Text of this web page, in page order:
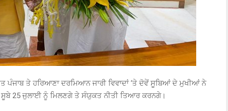
ਤੇ ਹਰਿਆਣਾ ਦਰਮਿਆਨ ਜਾਰੀ ਵਿਵਾਦਾਂ ‘ਤੇ ਦੋਵੇਂ ਸੂਬਿਆਂ ਦੇ ਮੁਖੀਆਂ ਨੇ
ਸੂਬੇ 25 ਜੁਲਾਈ ਨੂੰ ਮਿਲਣਗੇ ਤੇ ਸੰਯੁਕਤ ਨੀਤੀ ਤਿਆਰ ਕਰਨਗੇ।